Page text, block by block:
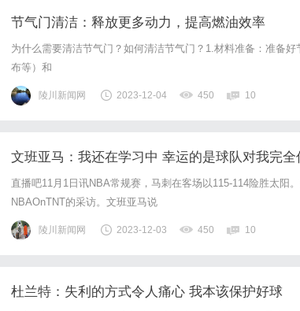
节气门清洁：释放更多动力，提高燃油效率
为什么需要清洁节气门？如何清洁节气门？1.材料准备：准备
布等）和
陵川新闻网 2023-12-04 450 10
文班亚马：我还在学习中 幸运的是球队对我完全
直播吧11月1日讯NBA常规赛，马刺在客场以115-114险胜太阳
NBAOnTNT的采访。文班亚马说
陵川新闻网 2023-12-03 450 10
杜兰特：失利的方式令人痛心 我本该保护好球